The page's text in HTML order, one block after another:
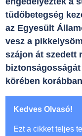
tüdőbetegség
az Egyesült
vesz a
szájon át szedett
körében
Kedves Olvasó!
Ezt a cikket teljes